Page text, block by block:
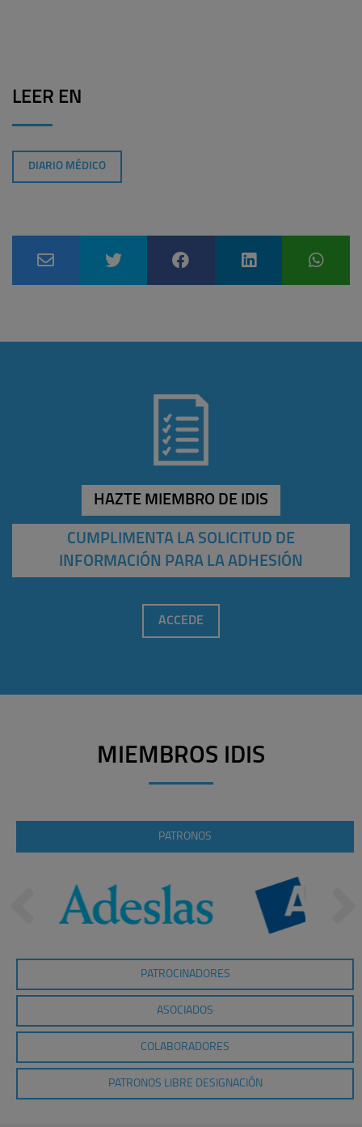
LEER EN
DIARIO MÉDICO
HAZTE MIEMBRO DE IDIS
CUMPLIMENTA LA SOLICITUD DE
INFORMACIÓN PARA LA ADHESIÓN
ACCEDE
MIEMBROS IDIS
PATRONOS
PATROCINADORES
ASOCIADOS
COLABORADORES
PATRONOS LIBRE DESIGNACIÓN